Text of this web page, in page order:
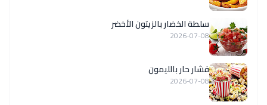
سلطة الخضار بالزيتون الأخضر
2026-07-08
فشار حار بالليمون
2026-07-08